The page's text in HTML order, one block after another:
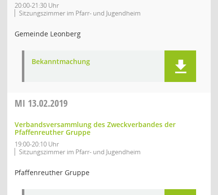
20:00-21:30 Uhr
Sitzungszimmer im Pfarr- und Jugendheim
Gemeinde Leonberg
Bekanntmachung
MI 13.02.2019
Verbandsversammlung des Zweckverbandes der
Pfaffenreuther Gruppe
19:00-20:10 Uhr
Sitzungszimmer im Pfarr- und Jugendheim
Pfaffenreuther Gruppe